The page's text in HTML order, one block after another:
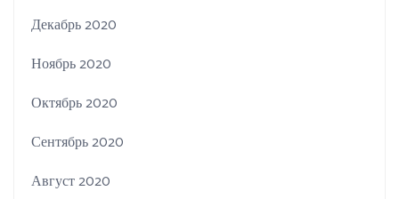
Декабрь 2020
Ноябрь 2020
Октябрь 2020
Сентябрь 2020
Август 2020